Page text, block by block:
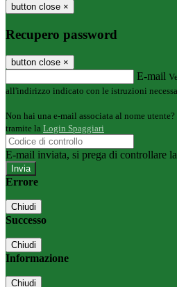
button close ×
Recupero password
button close ×
E-mail
all'indirizzo indicato con le istruzioni
Non hai una e-mail associata al nome
tramite la Login Spaggiari
E-mail inviata, si prega di controllare
Errore
Chiudi
Successo
Chiudi
Informazione
Chiudi